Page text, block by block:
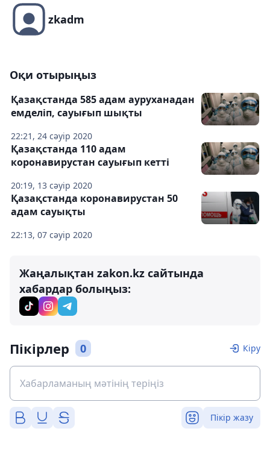
zkadm
Оқи отырыңыз
22:21, 24 сәуір 2020
Қазақстанда 585 адам ауруханадан
емделіп, сауығып шықты
20:19, 13 сәуір 2020
Қазақстанда 110 адам
коронавирустан сауығып кетті
22:13, 07 сәуір 2020
Қазақстанда коронавирустан 50
адам сауықты
Жаңалықтан zakon.kz сайтында
хабардар болыңыз:
Пікірлер 0 Кіру
Пікір жазу